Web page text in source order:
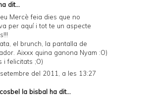
dit...
Mercè feia dies que no
per aquí i tot te un aspecte
el brunch, la pantalla de
Aixxx quina ganona Nyam :O)
i felicitats ;O)
del 2011, a les 13:27
la bisbal ha dit...